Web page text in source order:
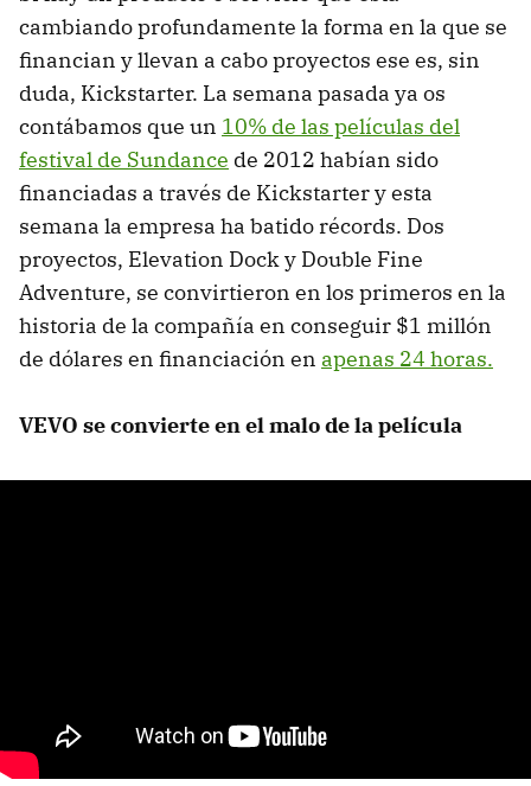
cambiando profundamente la forma en la que se
financian y llevan a cabo proyectos ese es, sin
duda, Kickstarter. La semana pasada ya os
contábamos que un 10% de las películas del
festival de Sundance de 2012 habían sido
financiadas a través de Kickstarter y esta
semana la empresa ha batido récords. Dos
proyectos, Elevation Dock y Double Fine
Adventure, se convirtieron en los primeros en la
historia de la compañía en conseguir $1 millón
de dólares en financiación en apenas 24 horas.
VEVO se convierte en el malo de la película